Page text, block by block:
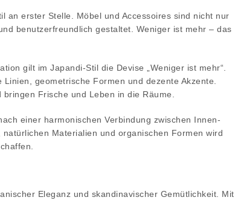
an erster Stelle. Möbel und Accessoires sind nicht nur
benutzerfreundlich gestaltet. Weniger ist mehr – das
gilt im Japandi-Stil die Devise „Weniger ist mehr“.
geometrische Formen und dezente Akzente.
Frische und Leben in die Räume.
einer harmonischen Verbindung zwischen Innen-
Materialien und organischen Formen wird
Eleganz und skandinavischer Gemütlichkeit. Mit